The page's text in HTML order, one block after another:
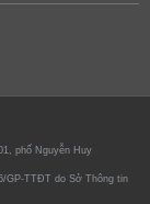
phố Nguyễn Huy
GP-TTĐT do Sở Thông tin